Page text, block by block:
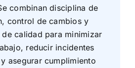
combinan disciplina de
control de cambios y
calidad para minimizar
reducir incidentes
asegurar cumplimiento